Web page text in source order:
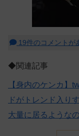
19件のコメントが
◆関連記事
【身内のケンカ】
ドがトレンド入り
大量に居るような